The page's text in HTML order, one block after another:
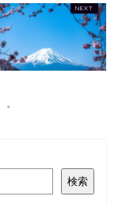
検索